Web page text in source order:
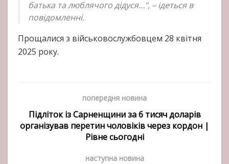
батька та люблячого дідуся…", – ідеться в
повідомленні.
Прощалися з військовослужбовцем 28 квітня
2025 року.
попередня новина
Підліток із Сарненщини за 6 тисяч доларів
організував перетин чоловіків через кордон |
Рівне сьогодні
наступна новина